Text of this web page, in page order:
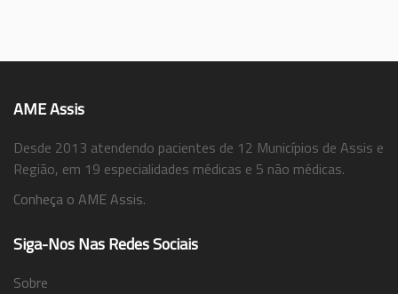
AME Assis
Desde 2013 atendendo pacientes de 12 Municípios de Assis e
Região, em 19 especialidades médicas e 5 não médicas.
Conheça o AME Assis.
Siga-Nos Nas Redes Sociais
Sobre